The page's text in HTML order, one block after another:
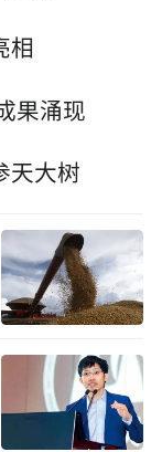
相
果涌现
天大树